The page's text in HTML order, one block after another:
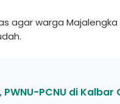
agar warga
PCNU di Kalbar